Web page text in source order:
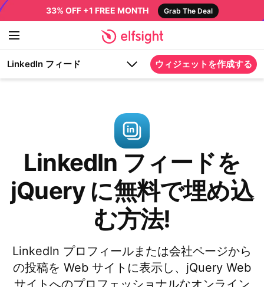
33% OFF +1 FREE MONTH Grab The Deal
LinkedIn フィード ウィジェットを作成する
LinkedIn フィードを
jQuery に無料で埋め込
む方法!
LinkedIn プロフィールまたは会社ページから
の投稿を Web サイトに表示し、jQuery Web
サイトへのプロフェッショナルなオンライン